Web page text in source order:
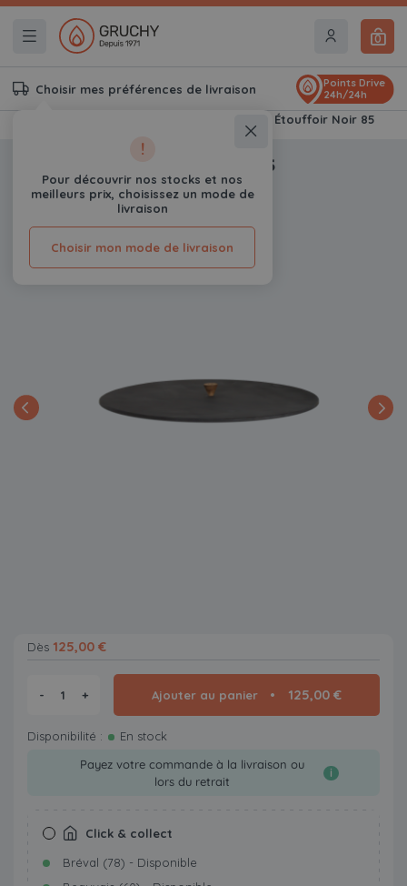
0
Choisir mes préférences de livraison
!
Pour découvrir nos stocks et nos
meilleurs prix, choisissez un mode de
livraison
Choisir mon mode de livraison
Points Drive
24h/24h
Étouffoir Noir 85
Étouffoir Noir 85
0 Avis
Dès 125,00 €
- + Ajouter au panier 125,00 €
Disponibilité :
En stock
Payez votre commande à la livraison ou
lors du retrait
i
Click & collect
Bréval (78) - Disponible